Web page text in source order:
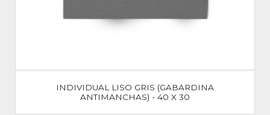
INDIVIDUAL LISO GRIS (GABARDINA
ANTIMANCHAS) - 40 X 30